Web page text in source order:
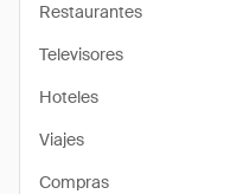
Restaurantes
Televisores
Hoteles
Viajes
Compras